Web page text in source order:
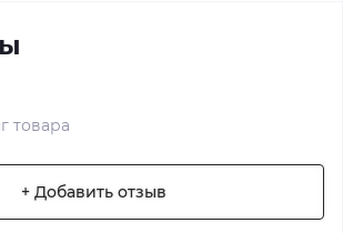
товара
+ Добавить отзыв